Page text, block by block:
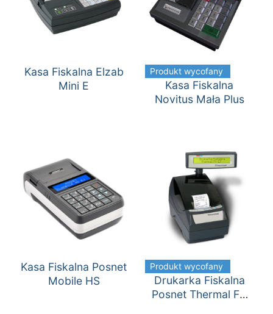
Kasa Fiskalna Elzab
Mini E
Produkt wycofany
Kasa Fiskalna
Novitus Mała Plus
Kasa Fiskalna Posnet
Mobile HS
Produkt wycofany
Drukarka Fiskalna
Posnet Thermal FV